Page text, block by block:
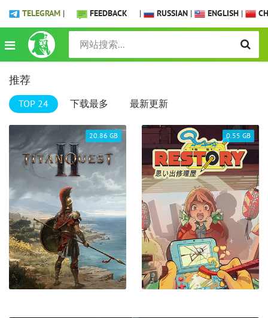
TELEGRAM | FEEDBACK | RUSSIAN | ENGLISH |
推荐
TOP 24 下载最多 最新更新
20.86 GB 0.55 GB